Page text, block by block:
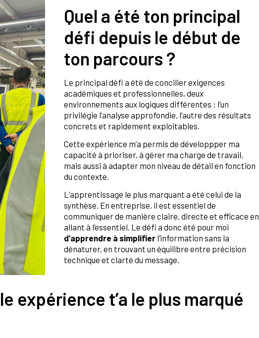
Quel a été ton principal
défi depuis le début de
ton parcours ?
Le principal défi a été de concilier exigences
académiques et professionnelles, deux
environnements aux logiques différentes : l’un
privilégie l’analyse approfondie, l’autre des résultats
concrets et rapidement exploitables.
Cette expérience m’a permis de développper ma
capacité à prioriser, à gérer ma charge de travail,
mais aussi à adapter mon niveau de détail en fonction
du contexte.
L’apprentissage le plus marquant a été celui de la
synthèse. En entreprise, il est essentiel de
communiquer de manière claire, directe et efficace en
allant à l’essentiel. Le défi a donc été pour moi
d’apprendre à simplifier l’information sans la
dénaturer, en trouvant un équilibre entre précision
technique et clarté du message.
expérience t’a le plus marqué